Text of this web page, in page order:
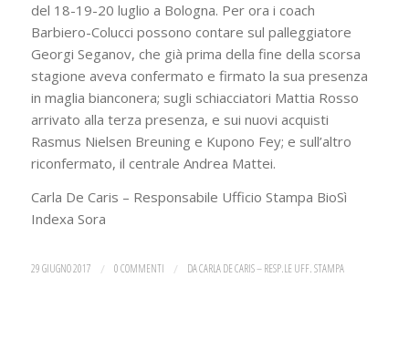
del 18-19-20 luglio a Bologna. Per ora i coach
Barbiero-Colucci possono contare sul palleggiatore
Georgi Seganov, che già prima della fine della scorsa
stagione aveva confermato e firmato la sua presenza
in maglia bianconera; sugli schiacciatori Mattia Rosso
arrivato alla terza presenza, e sui nuovi acquisti
Rasmus Nielsen Breuning e Kupono Fey; e sull’altro
riconfermato, il centrale Andrea Mattei.
Carla De Caris – Responsabile Ufficio Stampa BioSì
Indexa Sora
29 GIUGNO 2017 / 0 COMMENTI / DACARLA DE CARIS – RESP.LE UFF. STAMPA